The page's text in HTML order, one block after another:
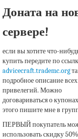
Доната на
сервере!
если вы хотите что-
купить передите по
advicecraft.trademc.org
подробное описание всех
привелегий. Можно
договариваться о
этого пишите мне в
ПЕРВЫЙ покупатель
использовать скидку